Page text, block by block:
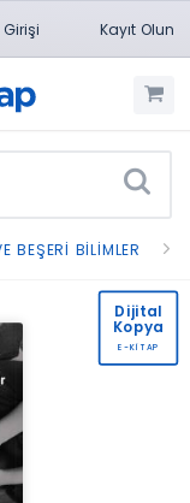
Girişi Kayıt Olun
BEŞERI BILIMLER
Dijital
Kopya
E-KİTAP